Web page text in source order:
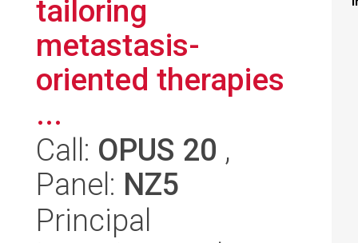
tailoring
metastasis-
oriented therapies
...
Call: OPUS 20 ,
Panel: NZ5
Principal